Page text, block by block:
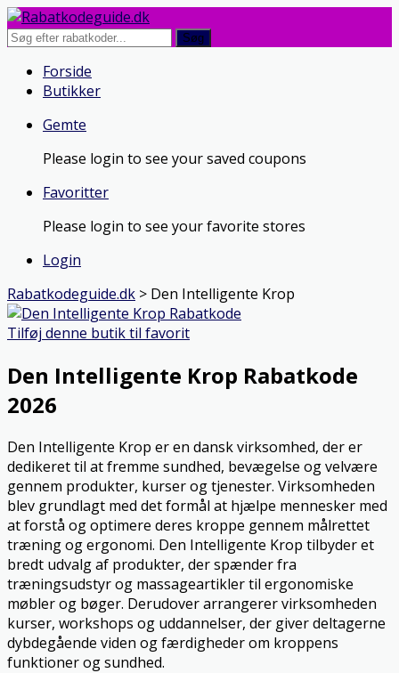
Søg
Skip Forside
Butikker
Gemte
Please login to see your saved coupons
Favoritter
Please login to see your favorite stores
Login
Rabatkodeguide.dk > Den Intelligente Krop
Tilføj denne butik til favorit
Den Intelligente Krop Rabatkode
2026
Den Intelligente Krop er en dansk virksomhed, der er
dedikeret til at fremme sundhed, bevægelse og velvære
gennem produkter, kurser og tjenester. Virksomheden
blev grundlagt med det formål at hjælpe mennesker med
at forstå og optimere deres kroppe gennem målrettet
træning og ergonomi. Den Intelligente Krop tilbyder et
bredt udvalg af produkter, der spænder fra
træningsudstyr og massageartikler til ergonomiske
møbler og bøger. Derudover arrangerer virksomheden
kurser, workshops og uddannelser, der giver deltagerne
dybdegående viden og færdigheder om kroppens
funktioner og sundhed.